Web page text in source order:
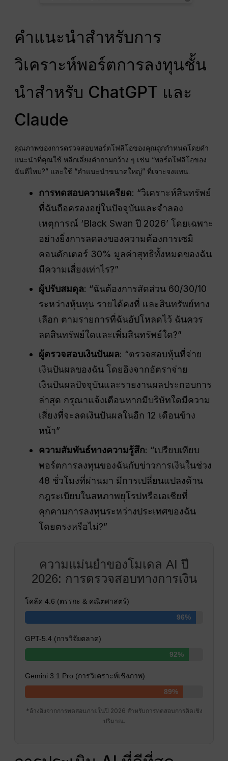
คำแนะนำสำหรับการ
วิเคราะห์พอร์ตการลงทุนชั้น
นำสำหรับ ChatGPT และ
Claude
คุณภาพของการตรวจสอบพอร์ตโฟลิโอของคุณถูกกำหนดโดยคำ
แนะนำที่คุณใช้ หลีกเลี่ยงคำถามกว้าง ๆ เช่น “พอร์ตโฟลิโอของ
ฉันดีไหม?” และใช้ “คำแนะนำขนาดใหญ่” ที่เจาะจงแทน.
การทดสอบความเครียด: “วิเคราะห์สินทรัพย์
ที่ฉันถือครองอยู่ในปัจจุบันและจำลอง
เหตุการณ์ ‘Black Swan ปี 2026’ โดยเฉพาะ
อย่างยิ่งการลดลงของความต้องการเซมิ
คอนดักเตอร์ 30% มูลค่าสุทธิทั้งหมดของฉัน
มีความเสี่ยงเท่าไร?”
ผู้ปรับสมดุล: “ฉันต้องการสัดส่วน 60/30/10
ระหว่างหุ้นทุน รายได้คงที่ และสินทรัพย์ทาง
เลือก ตามรายการที่ฉันอัปโหลดไว้ ฉันควร
ลดสินทรัพย์ใดและเพิ่มสินทรัพย์ใด?”
ผู้ตรวจสอบเงินปันผล: “ตรวจสอบหุ้นที่จ่าย
เงินปันผลของฉัน โดยอิงจากอัตราจ่าย
เงินปันผลปัจจุบันและรายงานผลประกอบการ
ล่าสุด กรุณาแจ้งเตือนหากมีบริษัทใดมีความ
เสี่ยงที่จะลดเงินปันผลในอีก 12 เดือนข้าง
หน้า”
ความสัมพันธ์ทางความรู้สึก: “เปรียบเทียบ
พอร์ตการลงทุนของฉันกับข่าวการเงินในช่วง
48 ชั่วโมงที่ผ่านมา มีการเปลี่ยนแปลงด้าน
กฎระเบียบในสหภาพยุโรปหรือเอเชียที่
คุกคามการลงทุนระหว่างประเทศของฉัน
โดยตรงหรือไม่?”
ความแม่นยำของโมเดล AI ปี
2026: การตรวจสอบทางการเงิน
โคล้ด 4.6 (ตรรกะ & คณิตศาสตร์)
96%
GPT-5.4 (การวิจัยตลาด)
92%
Gemini 3.1 Pro (การวิเคราะห์เชิงภาพ)
89%
*อ้างอิงจากการทดสอบภายในปี 2026 สำหรับการทดสอบการคิดเชิง
ปริมาณ.